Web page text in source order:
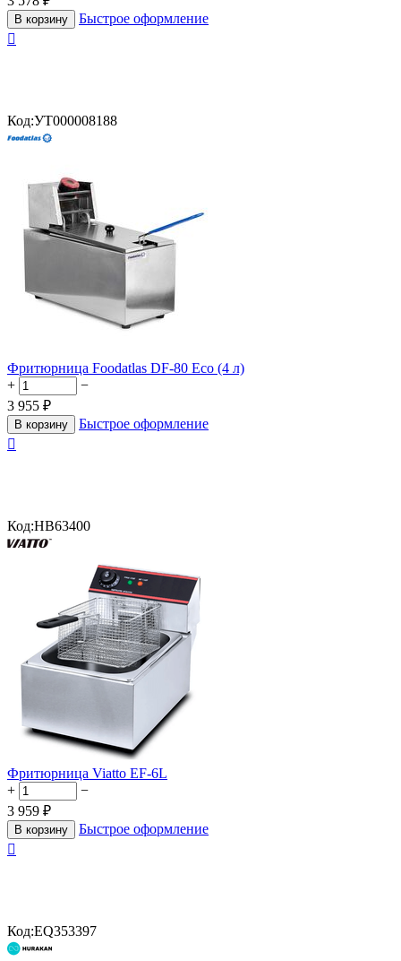
В корзину
Быстрое оформление

Код:УТ000008188
Фритюрница Foodatlas DF-80 Eco (4 л)
+
−
3 955 ₽
В корзину
Быстрое оформление

Код:HB63400
Фритюрница Viatto EF-6L
+
−
3 959 ₽
В корзину
Быстрое оформление

Код:EQ353397